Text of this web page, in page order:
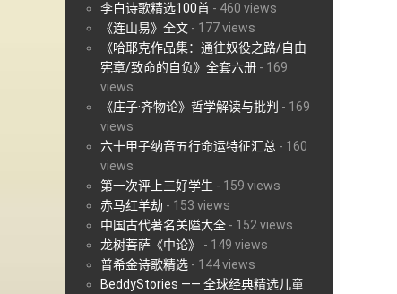
李白诗歌精选100首 - 460 views
《连山易》全文 - 177 views
《哈耶克作品集：通往奴役之路/自由
宪章/致命的自负》全套六册 - 169
views
《庄子·齐物论》哲学解读与批判 - 169
views
六十甲子纳音五行命运特征汇总 - 160
views
第一次评上三好学生 - 159 views
赤马红羊劫 - 153 views
中国古代著名关隘大全 - 152 views
龙树菩萨《中论》
- 149 views
普希金诗歌精选 - 144 views
BeddyStories —— 全球经典精选儿童